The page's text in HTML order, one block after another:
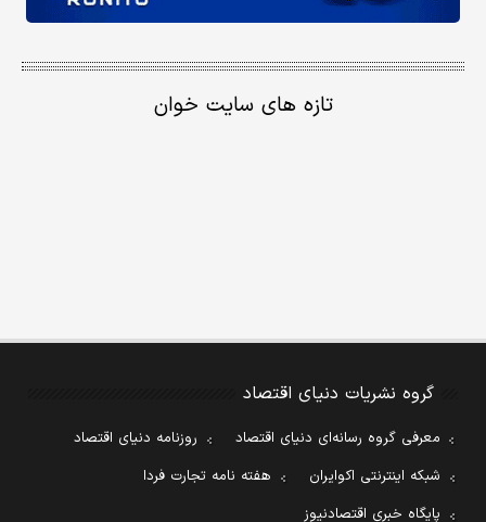
تازه های سایت خوان
گروه نشریات دنیای اقتصاد
معرفی گروه رسانه‌ای دنیای اقتصاد
روزنامه دنیای اقتصاد
شبکه اینترنتی اکوایران
هفته نامه تجارت فردا
پایگاه خبری اقتصادنیوز